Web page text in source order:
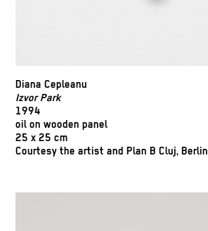
Diana Cepleanu
Izvor Park
1994
oil on wooden panel
25 x 25 cm
Courtesy the artist and Plan B Cluj, Berlin